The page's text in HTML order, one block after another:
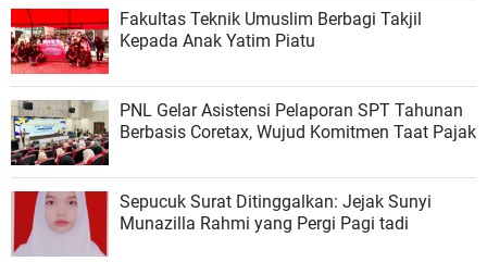
Fakultas Teknik Umuslim Berbagi Takjil
Kepada Anak Yatim Piatu
PNL Gelar Asistensi Pelaporan SPT Tahunan
Berbasis Coretax, Wujud Komitmen Taat Pajak
Sepucuk Surat Ditinggalkan: Jejak Sunyi
Munazilla Rahmi yang Pergi Pagi tadi